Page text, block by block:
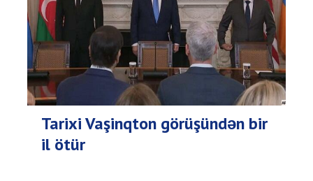
Tarixi Vaşinqton görüşündən bir
il ötür